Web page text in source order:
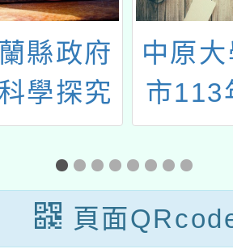
縣政府
學探究
專業社
教育成
壇研究
中原
市113
課後
員180
訓練
頁面